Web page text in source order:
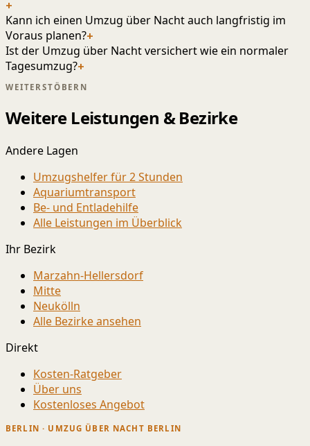
+
Kann ich einen Umzug über Nacht auch langfristig im
Voraus planen?+
Ist der Umzug über Nacht versichert wie ein normaler
Tagesumzug?+
WEITERSTÖBERN
Weitere Leistungen & Bezirke
Andere Lagen
Umzugshelfer für 2 Stunden
Aquariumtransport
Be- und Entladehilfe
Alle Leistungen im Überblick
Ihr Bezirk
Marzahn-Hellersdorf
Mitte
Neukölln
Alle Bezirke ansehen
Direkt
Kosten-Ratgeber
Über uns
Kostenloses Angebot
BERLIN · UMZUG ÜBER NACHT BERLIN